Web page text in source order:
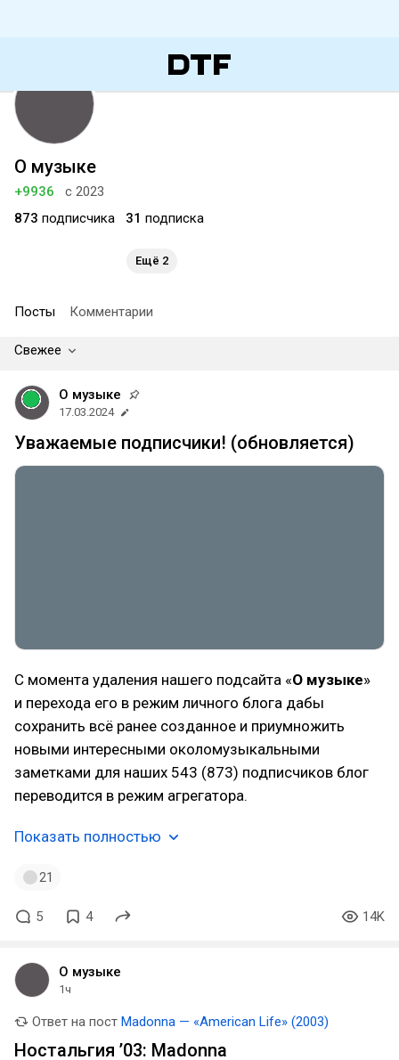
О музыке
+9936
с 2023
873 подписчика 31 подписка
Ещё 2
Посты Комментарии
Свежее
О музыке
17.03.2024
Уважаемые подписчики! (обновляется)
С момента удаления нашего подсайта «О музыке»
и перехода его в режим личного блога дабы
сохранить всё ранее созданное и приумножить
новыми интересными околомузыкальными
заметками для наших 543 (873) подписчиков блог
переводится в режим агрегатора.
Показать полностью
21
5 4 14K
О музыке
1ч
Ответ на пост Madonna — «American Life» (2003)
Ностальгия ’03: Madonna